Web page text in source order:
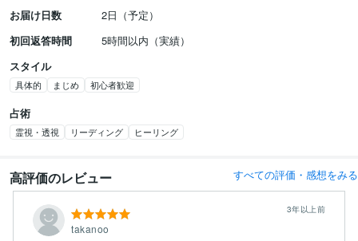
お届け日数
2日（予定）
初回返答時間
5時間以内（実績）
スタイル
具体的 まじめ 初心者歓迎
占術
霊視・透視 リーディング ヒーリング
高評価のレビュー すべての評価・感想をみる
takanoo
3年以上前